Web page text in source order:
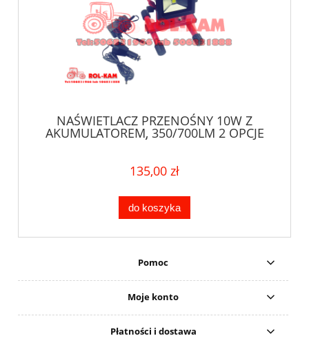
NAŚWIETLACZ PRZENOŚNY 10W Z
AKUMULATOREM, 350/700LM 2 OPCJE
MOCY ŚWIECENIA
135,00 zł
do koszyka
Pomoc
Moje konto
Płatności i dostawa